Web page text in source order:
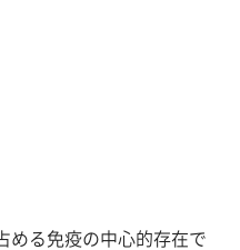
める免疫の中心的存在で